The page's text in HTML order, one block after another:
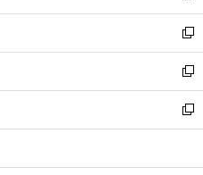
開
く
ウ
で
開
く
ン
ド
ウ
で
開
く
ウ
ィ
ン
ド
ウ
で
開
し
い
ウ
ィ
ン
ド
ウ
開
新
し
い
ウ
ィ
ン
ウ
新
し
い
ウ
ン
新
し
ウ